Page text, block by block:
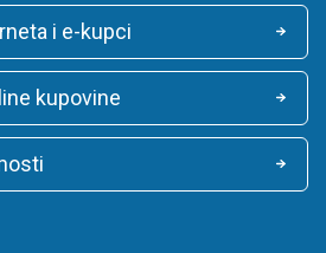
i e-kupci
kupovine